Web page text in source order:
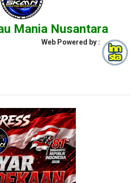
Mania Nusantara
Web Powered by :